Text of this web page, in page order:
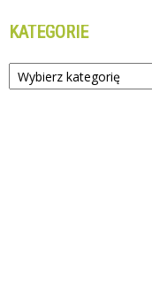
KATEGORIE
Kategorie